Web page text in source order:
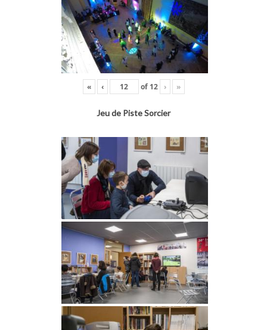
« ‹ of 12 › »
Jeu de Piste Sorcier